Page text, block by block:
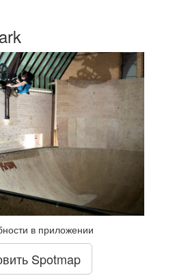
в приложении
Spotmap